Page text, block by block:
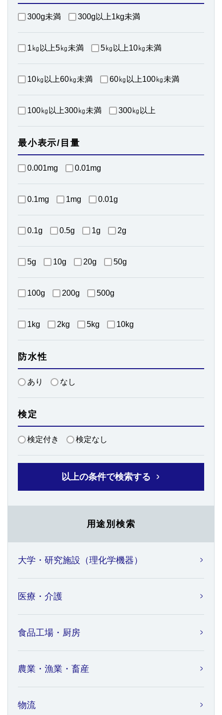
300g未満 300g以上1kg未満
1㎏以上5㎏未満 5㎏以上10㎏未満
10㎏以上60㎏未満 60㎏以上100㎏未満
100㎏以上300㎏未満 300㎏以上
最小表示/目量
0.001mg 0.01mg
0.1mg 1mg 0.01g
0.1g 0.5g 1g 2g
5g 10g 20g 50g
100g 200g 500g
1kg 2kg 5kg 10kg
防水性
あり なし
検定
検定付き 検定なし
以上の条件で検索する
用途別検索
大学・研究施設（理化学機器）
医療・介護
食品工場・厨房
農業・漁業・畜産
物流